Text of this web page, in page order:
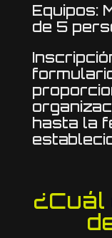
Equipos:
de 5
hasta la
¿Cuál